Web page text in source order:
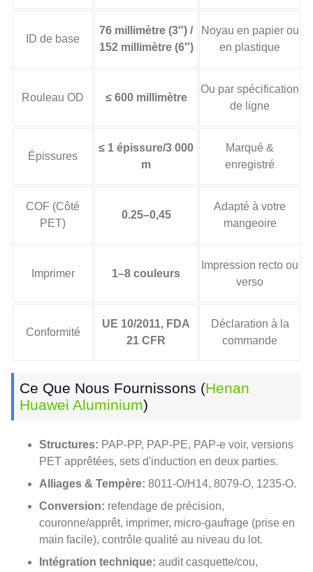
ID de base
76 millimètre (3″) /
152 millimètre (6″)
Noyau en papier ou
en plastique
Rouleau OD ≤ 600 millimètre
Ou par spécification
de ligne
Épissures
≤ 1 épissure/3 000
m
Marqué &
enregistré
COF (Côté
PET)
0.25–0,45
Adapté à votre
mangeoire
Imprimer 1–8 couleurs
Impression recto ou
verso
Conformité
UE 10/2011, FDA
21 CFR
Déclaration à la
commande
Ce Que Nous Fournissons (Henan
Huawei Aluminium)
Structures: PAP-PP, PAP-PE, PAP-e voir, versions
PET apprêtées, sets d'induction en deux parties.
Alliages & Tempère: 8011-O/H14, 8079-O, 1235-O.
Conversion: refendage de précision,
couronne/apprêt, imprimer, micro-gaufrage (prise en
main facile), contrôle qualité au niveau du lot.
Intégration technique: audit casquette/cou,